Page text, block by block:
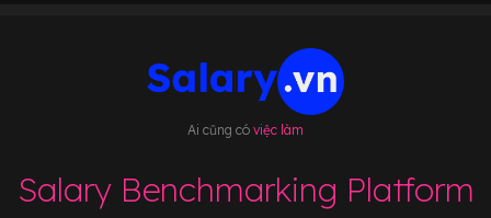
Ai cũng có việc làm
Salary Benchmarking Platform